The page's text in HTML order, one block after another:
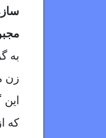
به
زن
که